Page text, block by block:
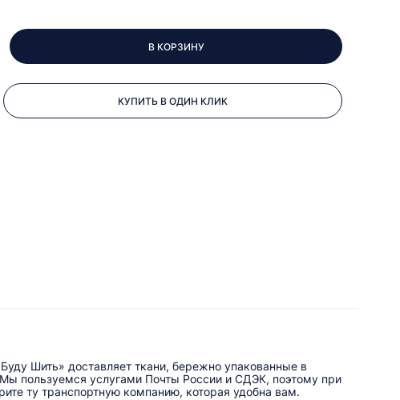
В КОРЗИНУ
КУПИТЬ В ОДИН КЛИК
Шить» доставляет ткани, бережно упакованные в
пользуемся услугами Почты России и СДЭК, поэтому при
ту транспортную компанию, которая удобна вам.